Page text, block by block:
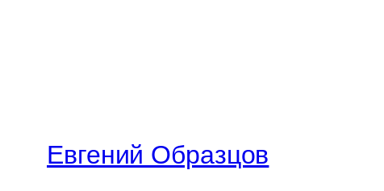
Евгений Образцов